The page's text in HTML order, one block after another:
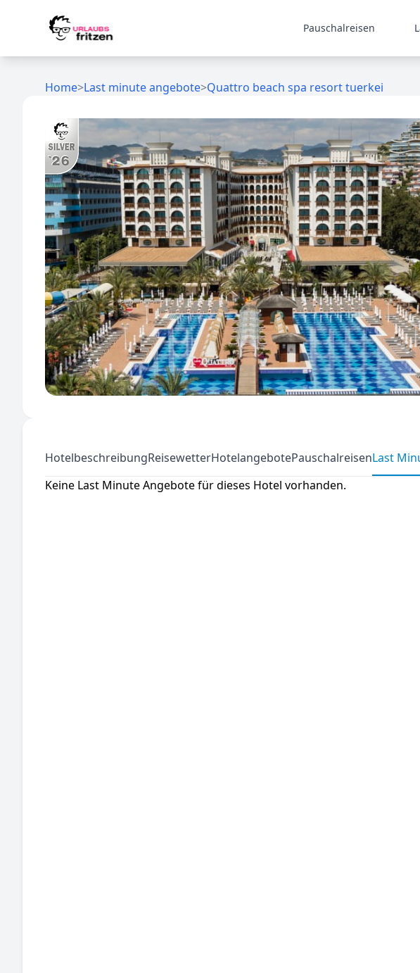
Pauschalreisen
Home>Last minute angebote>Quattro beach spa resort tuerkei
HotelbeschreibungReisewetterHotelangebotePauschalreisenLast
Keine Last Minute Angebote für dieses Hotel vorhanden.